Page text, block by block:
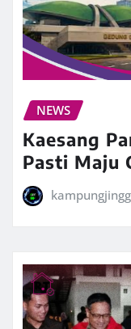
NEWS
Kaesang
Pasti Maju